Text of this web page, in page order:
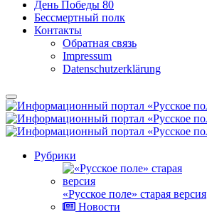
День Победы 80
Бессмертный полк
Контакты
Обратная связь
Impressum
Datenschutzerklärung
Рубрики
«Русское поле» старая версия
Новости